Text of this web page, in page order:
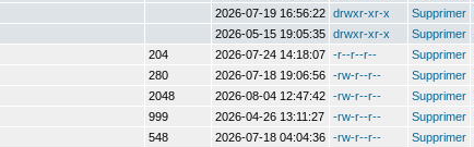
2026-07-19 16:56:22 drwxr-xr-x Supprimer
2026-05-15 19:05:35 drwxr-xr-x Supprimer
204 2026-07-24 14:18:07 -r--r--r-- Supprimer
280 2026-07-18 19:06:56 -rw-r--r-- Supprimer
2048 2026-08-04 12:47:42 -rw-r--r-- Supprimer
999 2026-04-26 13:11:27 -rw-r--r-- Supprimer
548 2026-07-18 04:04:36 -rw-r--r-- Supprimer